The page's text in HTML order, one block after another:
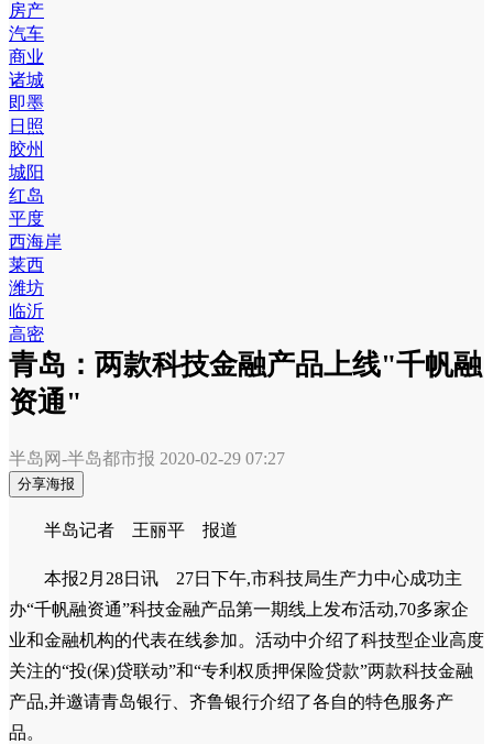
房产
汽车
商业
诸城
即墨
日照
胶州
城阳
红岛
平度
西海岸
莱西
潍坊
临沂
高密
青岛：两款科技金融产品上线"千帆融
资通"
半岛网-半岛都市报 2020-02-29 07:27
分享海报
半岛记者 王丽平 报道
本报2月28日讯 27日下午,市科技局生产力中心成功主
办“千帆融资通”科技金融产品第一期线上发布活动,70多家企
业和金融机构的代表在线参加。活动中介绍了科技型企业高度
关注的“投(保)贷联动”和“专利权质押保险贷款”两款科技金融
产品,并邀请青岛银行、齐鲁银行介绍了各自的特色服务产
品。